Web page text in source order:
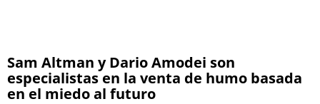
Sam Altman y Dario Amodei son
especialistas en la venta de humo basada
en el miedo al futuro